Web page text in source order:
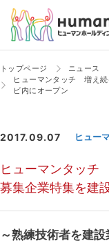
トップページ
ニュース
ヒューマンタッチ 増え続
ビ内にオープン
2017.09.07 ヒュー
ヒューマンタッチ
募集企業特集を建
～熟練技術者を建